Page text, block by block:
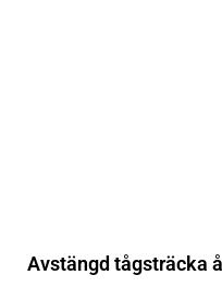
Avstängd tågsträcka